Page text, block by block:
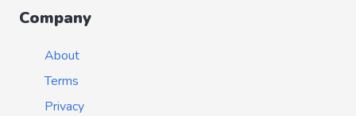
Company
About
Terms
Privacy